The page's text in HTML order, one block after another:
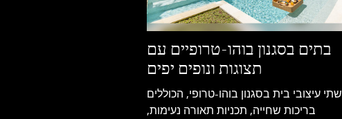
בתים בסגנון בוהו-טרופיים עם
תצוגות ונופים יפים
שתי עיצובי בית בסגנון בוהו-טרופי, הכוללים
בריכות שחייה, תכניות תאורה נעימות,